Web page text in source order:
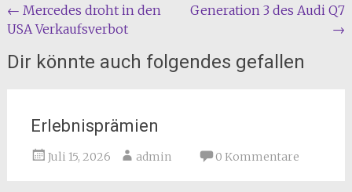
Beitragsnavigation
← Mercedes droht in den
USA Verkaufsverbot
Generation 3 des Audi Q7
→
Dir könnte auch folgendes gefallen
Erlebnisprämien
Juli 15, 2026 admin 0 Kommentare